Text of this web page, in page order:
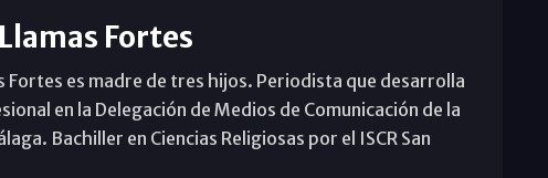
Fortes
Fortes es madre de tres hijos. Periodista que desarrolla
en la Delegación de Medios de Comunicación de la
Bachiller en Ciencias Religiosas por el ISCR San